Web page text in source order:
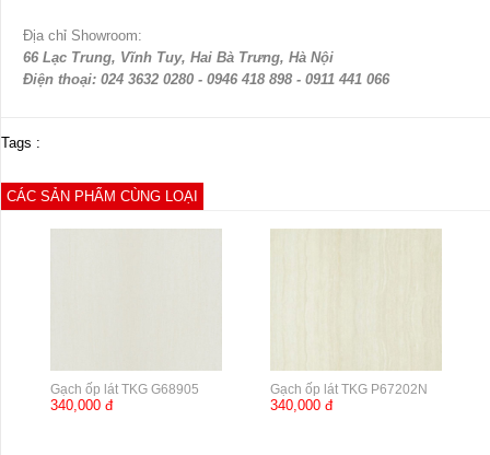
Địa chỉ Showroom:
66 Lạc Trung, Vĩnh Tuy, Hai Bà Trưng, Hà Nội
Điện thoại: 024 3632 0280 - 0946 418 898 - 0911 441 066
Tags :
CÁC SẢN PHẨM CÙNG LOẠI
Gạch ốp lát TKG G68905
340,000 đ
Gạch ốp lát TKG P67202N
340,000 đ